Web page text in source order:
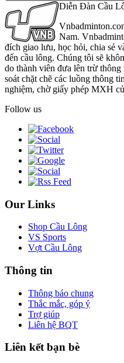
Diễn Đàn Cầu
Nam.
đích giao lưu, học hỏi, chia sẻ
đến cầu lông. Chúng tôi sẽ
do thành viên đưa lên trừ
soát chặt chẽ các luồng thông
nghiệm, chờ giấy phép MXH
Follow us
Our Links
Shop Cầu Lông
VS Sports
Vợt Cầu Lông
Thông tin
Thông báo chung
Thắc mắc, góp ý
Trợ giúp
Liên hệ BQT
Liên kết bạn bè